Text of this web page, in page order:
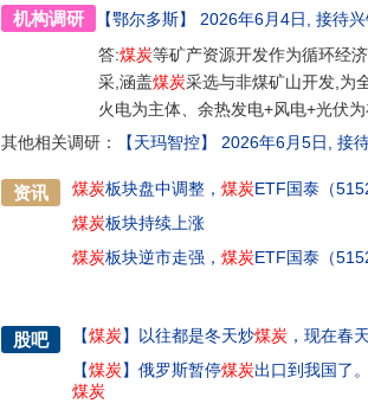
机构调研 【鄂尔多斯】 2026年6月4日 , 接待
答:煤炭等矿产资源开发作为循环经
采,涵盖煤炭采选与非煤矿山开发,为
火电为主体、余热发电+风电+光伏
其他相关调研：
【天玛智控】 2026年6月5日 , 接
资讯 煤炭板块盘中调整， 煤炭ETF国泰（
煤炭板块持续上涨
煤炭板块逆市走强， 煤炭ETF国泰（
股吧 【煤炭】 以往都是冬天炒煤炭 ，现在春
【煤炭】 俄罗斯暂停煤炭出口到我国了
煤炭